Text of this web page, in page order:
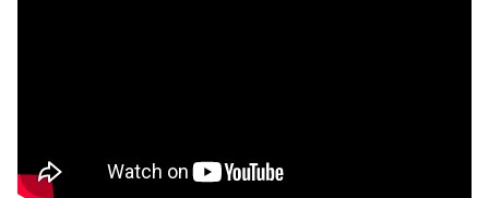
contactant. Pour en savoir plus, consultez
Politique de confidentialité